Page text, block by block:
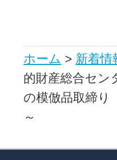
ホーム > 新着情
的財産総合セン
の模倣品取締
～